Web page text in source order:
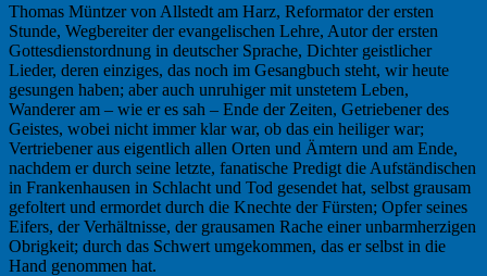
Thomas Müntzer von Allstedt am Harz, Reformator der ersten
Stunde, Wegbereiter der evangelischen Lehre, Autor der ersten
Gottesdienstordnung in deutscher Sprache, Dichter geistlicher
Lieder, deren einziges, das noch im Gesangbuch steht, wir heute
gesungen haben; aber auch unruhiger mit unstetem Leben,
Wanderer am – wie er es sah – Ende der Zeiten, Getriebener des
Geistes, wobei nicht immer klar war, ob das ein heiliger war;
Vertriebener aus eigentlich allen Orten und Ämtern und am Ende,
nachdem er durch seine letzte, fanatische Predigt die Aufständischen
in Frankenhausen in Schlacht und Tod gesendet hat, selbst grausam
gefoltert und ermordet durch die Knechte der Fürsten; Opfer seines
Eifers, der Verhältnisse, der grausamen Rache einer unbarmherzigen
Obrigkeit; durch das Schwert umgekommen, das er selbst in die
Hand genommen hat.